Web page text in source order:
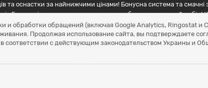
та оснастки за найнижчими цінами! Бонусна система та
Грамотні менеджери допоможуть зробити правильний вибір!
и обработки обращений (включая Google Analytics, Ringostat и
Продолжая использование сайта, вы подтверждаете
соответствии с действующим законодательством Украины и